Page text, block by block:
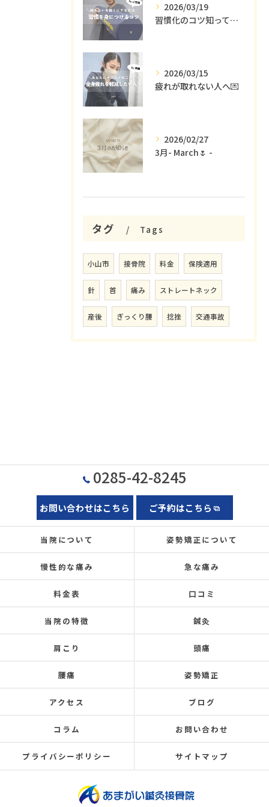
2026/03/19
習慣化のコツ知ってる😳？
2026/03/15
疲れが取れない人へ💌
2026/02/27
3月- March🌷 -
タグ Tags
小山市 接骨院 料金 保険適用
針 首 痛み ストレートネック
産後 ぎっくり腰 捻挫 交通事故
0285-42-8245
お問い合わせはこちら ご予約はこちら
当院について 姿勢矯正について
慢性的な痛み 急な痛み
料金表 口コミ
当院の特徴 鍼灸
肩こり 頭痛
腰痛 姿勢矯正
アクセス ブログ
コラム お問い合わせ
プライバシーポリシー サイトマップ